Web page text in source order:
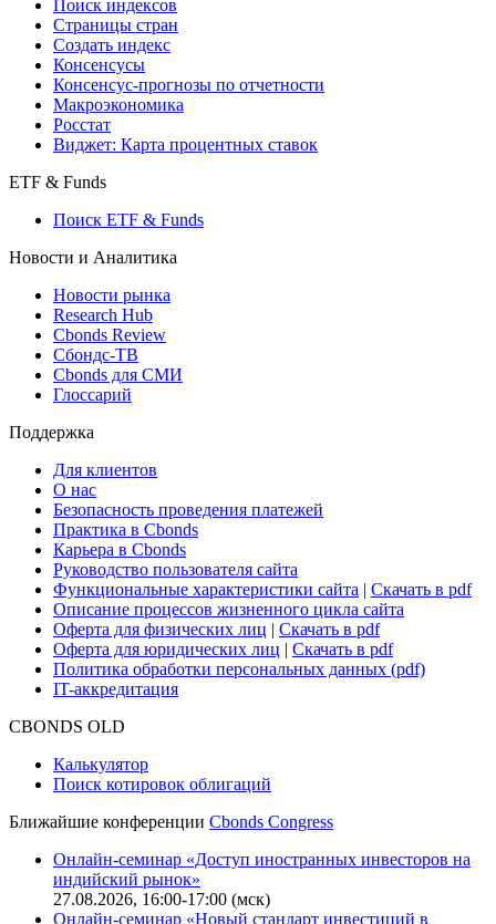
Поиск кредитов
Индексы
Поиск индексов
Страницы стран
Создать индекс
Консенсусы
Макроэкономика
Виджет: Карта процентных ставок
ETF & Funds
Поиск ETF & Funds
Новости и Аналитика
Новости рынка
Research Hub
Сбондс-ТВ
Глоссарий
Поддержка
Для клиентов
О нас
Безопасность проведения платежей
Практика в Cbonds
Карьера в Cbonds
Руководство пользователя сайта
Функциональные характеристики сайта|Скачать в pdf
Описание процессов жизненного цикла сайта
Оферта для юридических лиц
IT-аккредитация
Поиск котировок облигаций
Ближайшие конференцииCbonds Congress